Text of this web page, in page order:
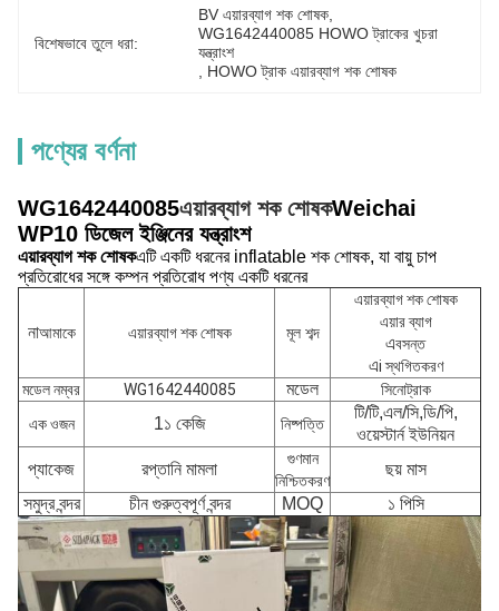
বিশেষভাবে তুলে ধরা:
BV এয়ারব্যাগ শক শোষক
WG1642440085 HOWO ট্রাকের খুচরা
যন্ত্রাংশ
HOWO ট্রাক এয়ারব্যাগ শক শোষক
পণ্যের বর্ণনা
WG1642440085এয়ারব্যাগ শক শোষকWeichai
WP10 ডিজেল ইঞ্জিনের যন্ত্রাংশ
এয়ারব্যাগ শক শোষকএটি একটি ধরনের inflatable শক শোষক, যা বায়ু চাপ
প্রতিরোধের সঙ্গে কম্পন প্রতিরোধ পণ্য একটি ধরনের
নাআমাকে এয়ারব্যাগ শক শোষক মূল শব্দ
এয়ারব্যাগ শক শোষক
এয়ার ব্যাগ
এবসন্ত
এi স্থগিতকরণ
মডেল নম্বর
WG1642440085 মডেল
সিনোট্রাক
এক ওজন
1১ কেজি নিষ্পত্তি
টি/টি,এল/সি,ডি/পি,
ওয়েস্টার্ন ইউনিয়ন
প্যাকেজ
রপ্তানি মামলা
গুণমান
নিশ্চিতকরণ
ছয় মাস
সমুদ্র বন্দর
চীন গুরুত্বপূর্ণ বন্দর MOQ ১ পিসি